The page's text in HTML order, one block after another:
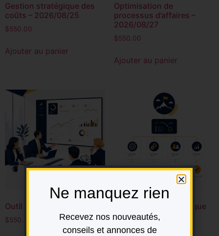
Gestion stratégique des
coûts – 2026/08/25
$550.00
Ajouter au panier
Optimisation de
processus d’affaires –
2026/08/27
$550.00
Ajouter au panier
Outil de suivi des liquidités
$550.00
Pour un plan stratégique
réussi – 2026/08/26
$550.00
Ne manquez rien
Recevez nos nouveautés,
conseils et annonces de